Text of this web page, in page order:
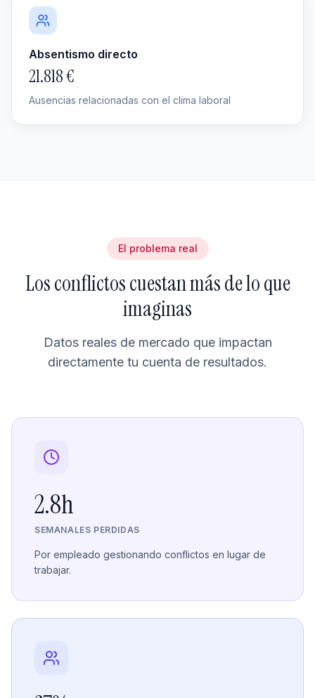
Absentismo directo
21.818 €
Ausencias relacionadas con el clima laboral
El problema real
Los conflictos cuestan más de lo que
imaginas
Datos reales de mercado que impactan
directamente tu cuenta de resultados.
2.8h
SEMANALES PERDIDAS
Por empleado gestionando conflictos en lugar de
trabajar.